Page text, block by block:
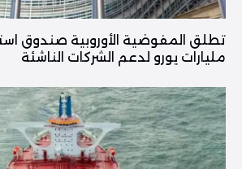
مليارات يورو لدعم الشركات الناشئة